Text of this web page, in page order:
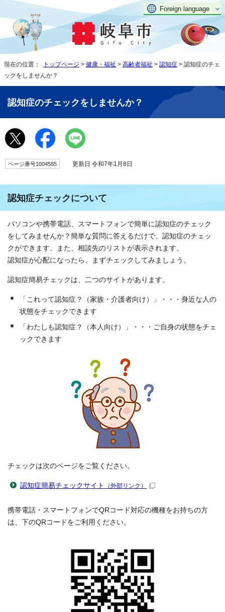
Foreign language
現在の位置： トップページ > 健康・福祉 > 高齢者福祉 > 認知症 > 認知症のチェ
ックをしませんか？
認知症のチェックをしませんか？
ページ番号1004585 更新日 令和7年1月8日
認知症チェックについて
パソコンや携帯電話、スマートフォンで簡単に認知症のチェック
をしてみませんか？簡単な質問に答えるだけで、認知症のチェッ
クができます。また、相談先のリストが表示されます。
認知症が心配になったら、まずチェックしてみましょう。
認知症簡易チェックは、二つのサイトがあります。
「これって認知症？（家族・介護者向け）」・・・身近な人の
状態をチェックできます
「わたしも認知症？（本人向け）」・・・ご自身の状態をチェ
ックできます
チェックは次のページをご覧ください。
認知症簡易チェックサイト （外部リンク）
携帯電話・スマートフォンでQRコード対応の機種をお持ちの方
は、下のQRコードをご利用ください。